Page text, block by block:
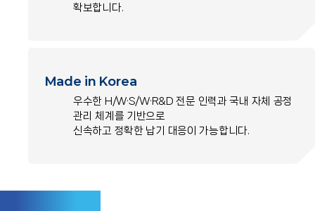
확보합니다.
Made in Korea
우수한 H/W·S/W·R&D 전문 인력과 국내 자체 공정
관리 체계를 기반으로
신속하고 정확한 납기 대응이 가능합니다.